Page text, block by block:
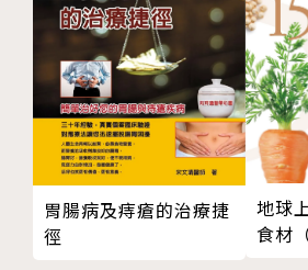
安東尼‧威廉（Anthony
美國知名醫療靈媒，天生擁有與最
這個高靈會提供他十分精確的健康
超前時代許多。四歲時，他宣稱當
奶有肺癌（之後的檢查結果證實了
為震驚。此後，他就一直運用自身
的身體狀況，並告訴對方如何找回
第 21 章 二十八天療癒淨化法
第 22 章 療癒靈魂的方法與靜心技
第 23 章 助你度過艱難時刻的菁
〈後記〉保持信心，相信你值得
胃腸病及痔瘡的治療捷
徑
地球
食材